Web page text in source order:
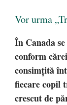
Vor urma
În Canada
conform
consimțită
fiecare copil
crescut de